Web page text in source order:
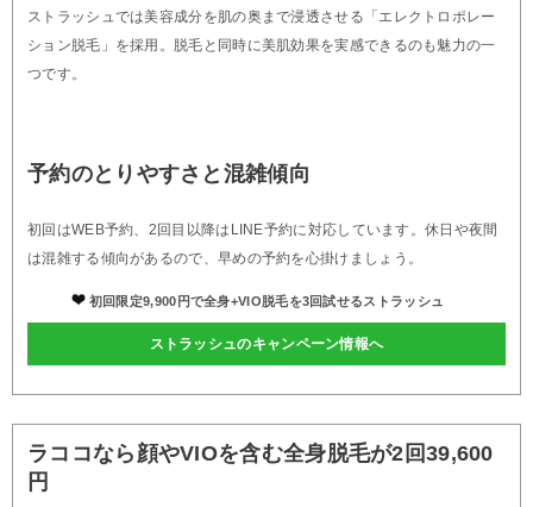
ストラッシュでは美容成分を肌の奥まで浸透させる「エレクトロポレー
ション脱毛」を採用。脱毛と同時に美肌効果を実感できるのも魅力の一
つです。
予約のとりやすさと混雑傾向
初回はWEB予約、2回目以降はLINE予約に対応しています。休日や夜間
は混雑する傾向があるので、早めの予約を心掛けましょう。
初回限定9,900円で全身+VIO脱毛を3回試せるストラッシュ
ストラッシュのキャンペーン情報へ
ラココなら顔やVIOを含む全身脱毛が2回39,600
円